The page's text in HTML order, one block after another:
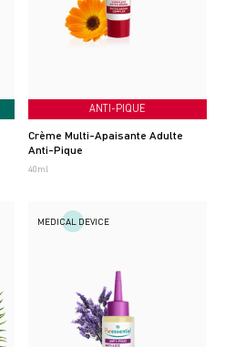
ANTI-PIQUE
Crème Multi-Apaisante Adulte
Anti-Pique
40ml
MEDICAL DEVICE